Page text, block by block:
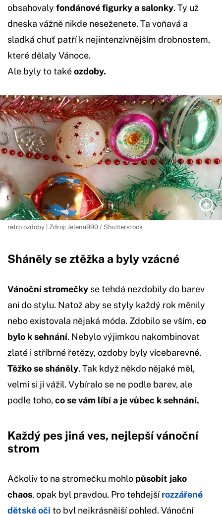
obsahovaly fondánové figurky a salonky. Ty už
dneska vážně nikde neseženete. Ta voňavá a
sladká chuť patří k nejintenzivnějším drobnostem,
které dělaly Vánoce.
Ale byly to takéozdoby.
retro ozdoby | Zdroj: Jelena990 / Shutterstock
Sháněly se ztěžka a byly vzácné
Vánoční stromečky se tehdá nezdobily do barev
ani do stylu. Natož aby se styly každý rok měnily
nebo existovala nějaká móda. Zdobilo se vším,co
bylo k sehnání. Nebylo výjimkou nakombinovat
zlaté i stříbrné řetězy, ozdoby byly vícebarevné.
Těžko se sháněly. Tak když někdo nějaké měl,
velmi si ji vážil. Vybíralo se ne podle barev, ale
podle toho,co se vám líbí a je vůbec k sehnání.
Každý pes jiná ves, nejlepší vánoční
strom
Ačkoliv to na stromečku mohlo působit jako
chaos, opak byl pravdou. Pro tehdejšírozzářené
dětské oči to byl nejkrásnější pohled. Vánoční